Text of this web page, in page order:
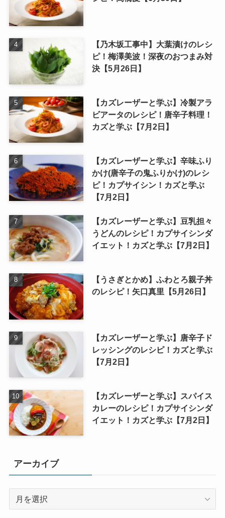
【乃木坂工事中】大葉漬けのレシ
ピ！梅澤美波！深夜のおつまみ対
決【5月26日】
【カズレーザーと学ぶ】冷製アラ
ビアータのレシピ！唐辛子料理！
カズと学ぶ【7月2日】
【カズレーザーと学ぶ】辛味ふり
かけ(唐辛子の鬼ふりかけ)のレシ
ピ！カプサイシン！カズと学ぶ
【7月2日】
【カズレーザーと学ぶ】豆乳担々
うどんのレシピ！カプサイシンダ
イエット！カズと学ぶ【7月2日】
【うさぎとかめ】ふわとろ親子丼
のレシピ！矢口真里【5月26日】
【カズレーザーと学ぶ】唐辛子ド
レッシングのレシピ！カズと学ぶ
【7月2日】
【カズレーザーと学ぶ】スパイス
カレーのレシピ！カプサイシンダ
イエット！カズと学ぶ【7月2日】
アーカイブ